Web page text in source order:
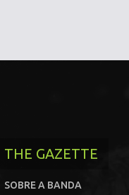
THE GAZETTE
SOBRE A BANDA